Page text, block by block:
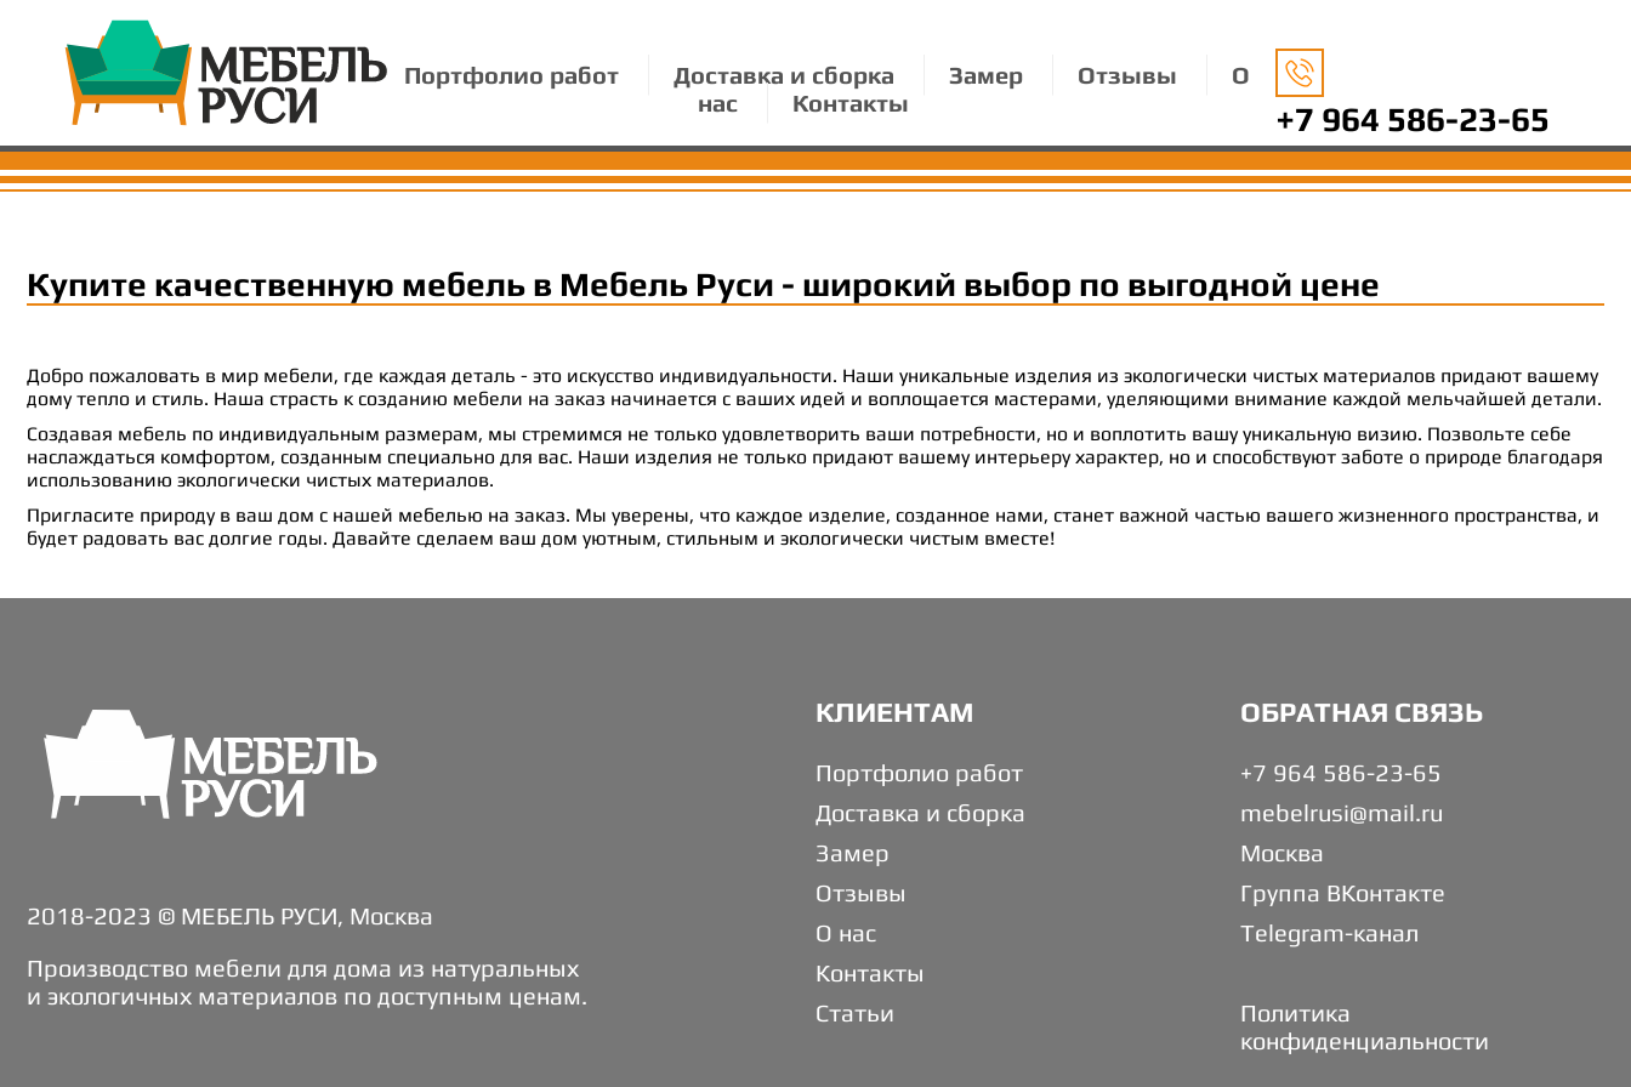
Портфолио работ Доставка и сборка Замер Отзывы
О
нас
Контакты +7 964 586-23-65
Купите качественную мебель в Мебель Руси - широкий выбор по выгодной цене
Добро пожаловать в мир мебели, где каждая деталь - это искусство индивидуальности. Наши уникальные изделия из экологически чистых материалов придают вашему
дому тепло и стиль. Наша страсть к созданию мебели на заказ начинается с ваших идей и воплощается мастерами, уделяющими внимание каждой мельчайшей детали.
Создавая мебель по индивидуальным размерам, мы стремимся не только удовлетворить ваши потребности, но и воплотить вашу уникальную визию. Позвольте себе
наслаждаться комфортом, созданным специально для вас. Наши изделия не только придают вашему интерьеру характер, но и способствуют заботе о природе благодаря
использованию экологически чистых материалов.
Пригласите природу в ваш дом с нашей мебелью на заказ. Мы уверены, что каждое изделие, созданное нами, станет важной частью вашего жизненного пространства, и
будет радовать вас долгие годы. Давайте сделаем ваш дом уютным, стильным и экологически чистым вместе!
2018-2023 © МЕБЕЛЬ РУСИ, Москва
Производство мебели для дома из натуральных
и экологичных материалов по доступным ценам.
КЛИЕНТАМ
Портфолио работ
Доставка и сборка
Замер
Отзывы
О нас
Контакты
Статьи
ОБРАТНАЯ СВЯЗЬ
+7 964 586-23-65
mebelrusi@mail.ru
Москва
Группа ВКонтакте
Telegram-канал
Политика
конфиденциальности